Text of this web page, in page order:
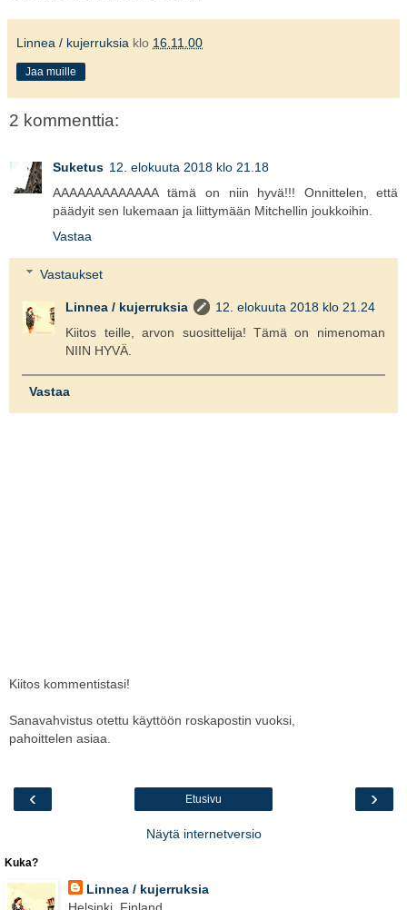
Linnea / kujerruksia klo 16.11.00
Jaa muille
2 kommenttia:
Suketus 12. elokuuta 2018 klo 21.18
AAAAAAAAAAAAA tämä on niin hyvä!!! Onnittelen, että
päädyit sen lukemaan ja liittymään Mitchellin joukkoihin.
Vastaa
Vastaukset
Linnea / kujerruksia
12. elokuuta 2018 klo 21.24
Kiitos teille, arvon suosittelija! Tämä on nimenoman
NIIN HYVÄ.
Vastaa
Kiitos kommentistasi!
Sanavahvistus otettu käyttöön roskapostin vuoksi,
pahoittelen asiaa.
‹ ›
Etusivu
Näytä internetversio
Kuka?
Linnea / kujerruksia